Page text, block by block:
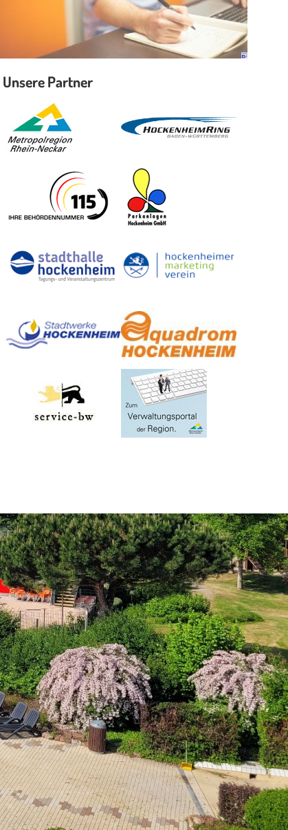
Unsere Partner
Dienste
Stadtplan
Newsletter
Mängelmelder
Erklärung zur Barrierefreiheit
Social-Media
Impressum Datenschutz Cookiespowered byKomm.ONE